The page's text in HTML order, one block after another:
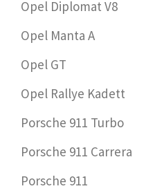
Opel Diplomat V8
Opel Manta A
Opel GT
Opel Rallye Kadett
Porsche 911 Turbo
Porsche 911 Carrera
Porsche 911